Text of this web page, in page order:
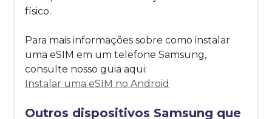
físico.
Para mais informações sobre como instalar
uma eSIM em um telefone Samsung,
consulte nosso guia aqui:
Instalar uma eSIM no Android
Outros dispositivos Samsung que